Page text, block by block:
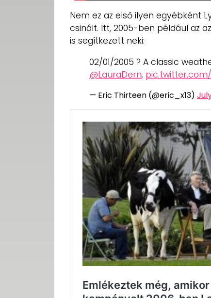
Nem ez az első ilyen egyébként
csinált. Itt, 2005-ben például az
is segítkezett neki:
02/01/2005 ? A classic
@LauraDern. pic.twitter.com/
— Eric Thirteen (@eric_x13)